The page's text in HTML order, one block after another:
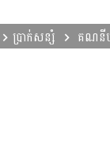
ប្រាក់សន្សំ គណនីប